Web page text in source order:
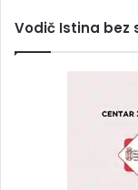
Vodič Istina bez